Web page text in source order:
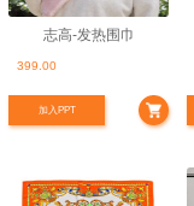
志高-发热围巾
399.00
加入PPT